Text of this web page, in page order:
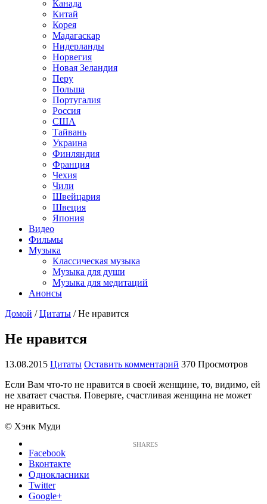
Канада
Китай
Корея
Мадагаскар
Нидерланды
Норвегия
Новая Зеландия
Перу
Польша
Португалия
Россия
США
Тайвань
Украина
Финляндия
Франция
Чехия
Чили
Швейцария
Швеция
Япония
Видео
Фильмы
Музыка
Классическая музыка
Музыка для души
Музыка для медитаций
Анонсы
Домой / Цитаты / Не нравится
Не нравится
13.08.2015 Цитаты Оставить комментарий 370 Просмотров
Если Вам что-то не нравится в своей женщине, то, видимо, ей
не хватает счастья. Поверьте, счастливая женщина не может
не нравиться.
© Хэнк Муди
Facebook
Вконтакте
Однокласники
Twitter
Google+